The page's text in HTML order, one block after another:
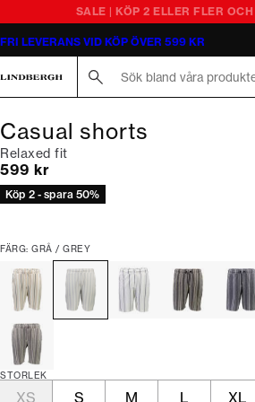
SALE | KÖP 2 ELLER FLER
FRI LEVERANS VID KÖP ÖVER 599 KR
Casual shorts
Relaxed fit
Nuvarande pris
599 kr
Köp 2 - spara 50%
FÄRG: GRÅ / GREY
STORLEK
XS S M L XL